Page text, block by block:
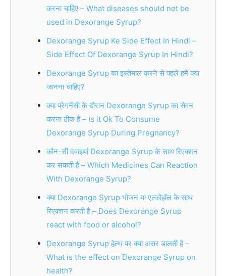
करना चाहिए – What diseases should not be
used in Dexorange Syrup?
Dexorange Syrup Ke Side Effect In Hindi –
Side Effect Of Dexorange Syrup In Hindi?
Dexorange Syrup का इस्तेमाल करने से पहले हमें क्या
जानना चाहिए?
क्या प्रेगनेंसी के दौरान Dexorange Syrup का सेवन
करना ठीक है – Is it Ok To Consume
Dexorange Syrup During Pregnancy?
कौन-सी दवाइयां Dexorange Syrup के साथ रिएक्शन
कर सकती हैं – Which Medicines Can Reaction
With Dexorange Syrup?
क्या Dexorange Syrup भोजन या एल्कोहॉल के साथ
रिएक्शन करती है – Does Dexorange Syrup
react with food or alcohol?
Dexorange Syrup हेल्थ पर क्या असर डालती है –
What is the effect on Dexorange Syrup on
health?